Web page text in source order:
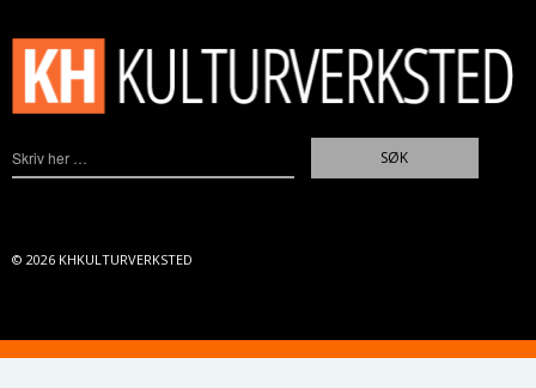
© 2026 KHKULTURVERKSTED